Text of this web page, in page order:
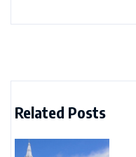
Related Posts